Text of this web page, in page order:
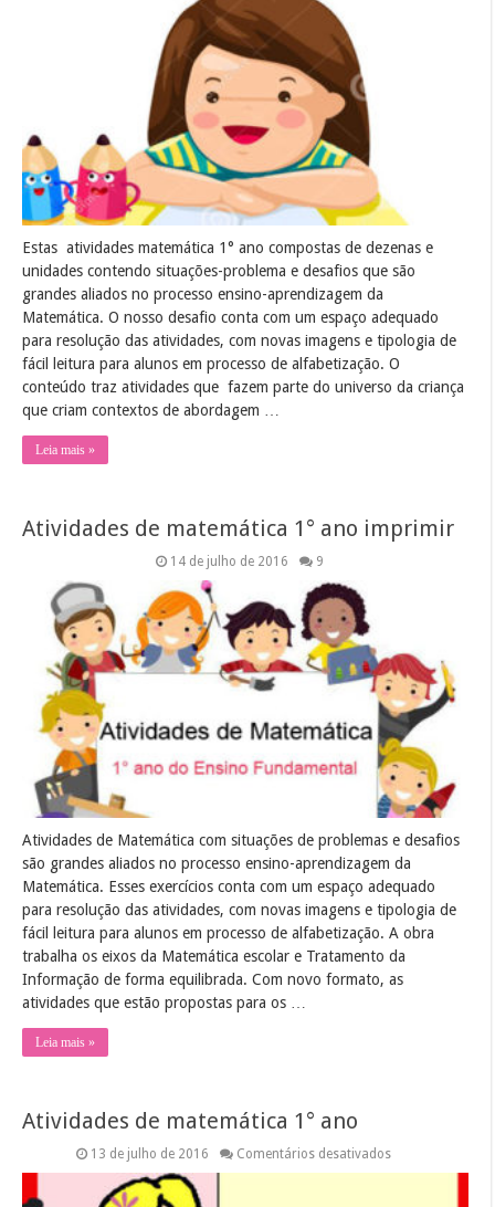
Estas atividades matemática 1° ano compostas de dezenas e
unidades contendo situações-problema e desafios que são
grandes aliados no processo ensino-aprendizagem da
Matemática. O nosso desafio conta com um espaço adequado
para resolução das atividades, com novas imagens e tipologia de
fácil leitura para alunos em processo de alfabetização. O
conteúdo traz atividades que fazem parte do universo da criança
que criam contextos de abordagem …
Leia mais »
Atividades de matemática 1° ano imprimir
14 de julho de 2016 9
Atividades de Matemática com situações de problemas e desafios
são grandes aliados no processo ensino-aprendizagem da
Matemática. Esses exercícios conta com um espaço adequado
para resolução das atividades, com novas imagens e tipologia de
fácil leitura para alunos em processo de alfabetização. A obra
trabalha os eixos da Matemática escolar e Tratamento da
Informação de forma equilibrada. Com novo formato, as
atividades que estão propostas para os …
Leia mais »
Atividades de matemática 1° ano
13 de julho de 2016 Comentários desativadosem